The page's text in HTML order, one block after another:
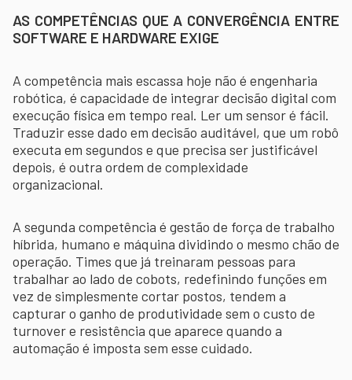
AS COMPETÊNCIAS QUE A CONVERGÊNCIA ENTRE
SOFTWARE E HARDWARE EXIGE
A competência mais escassa hoje não é engenharia
robótica, é capacidade de integrar decisão digital com
execução física em tempo real. Ler um sensor é fácil.
Traduzir esse dado em decisão auditável, que um robô
executa em segundos e que precisa ser justificável
depois, é outra ordem de complexidade
organizacional.
A segunda competência é gestão de força de trabalho
híbrida, humano e máquina dividindo o mesmo chão de
operação. Times que já treinaram pessoas para
trabalhar ao lado de cobots, redefinindo funções em
vez de simplesmente cortar postos, tendem a
capturar o ganho de produtividade sem o custo de
turnover e resistência que aparece quando a
automação é imposta sem esse cuidado.